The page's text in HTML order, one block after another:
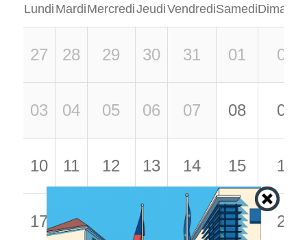
Lundi MardiMercrediJeudiVendrediSamedi
27 28 29 30 31 01 02
03 04 05 06 07 08 09
10 11 12 13 14 15 16
17 18 20 21 22 23